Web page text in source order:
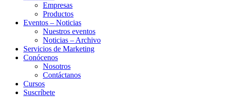
Empresas
Productos
Eventos – Noticias
Nuestros eventos
Noticias – Archivo
Servicios de Marketing
Conócenos
Nosotros
Contáctanos
Cursos
Suscríbete